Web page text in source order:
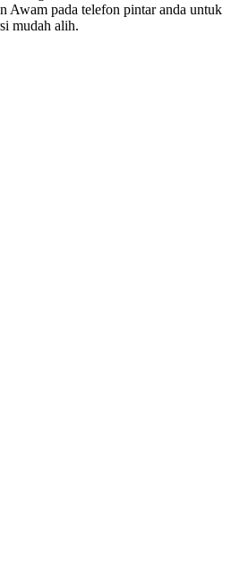
Awam pada telefon pintar anda untuk
mudah alih.